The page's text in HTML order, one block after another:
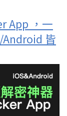
App ，一
皆